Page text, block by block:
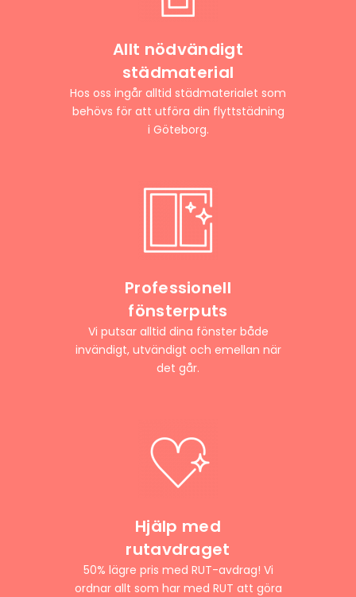
Allt nödvändigt
städmaterial
Hos oss ingår alltid städmaterialet som
behövs för att utföra din flyttstädning
i Göteborg.
Professionell
fönsterputs
Vi putsar alltid dina fönster både
invändigt, utvändigt och emellan när
det går.
Hjälp med
rutavdraget
50% lägre pris med RUT-avdrag! Vi
ordnar allt som har med RUT att göra